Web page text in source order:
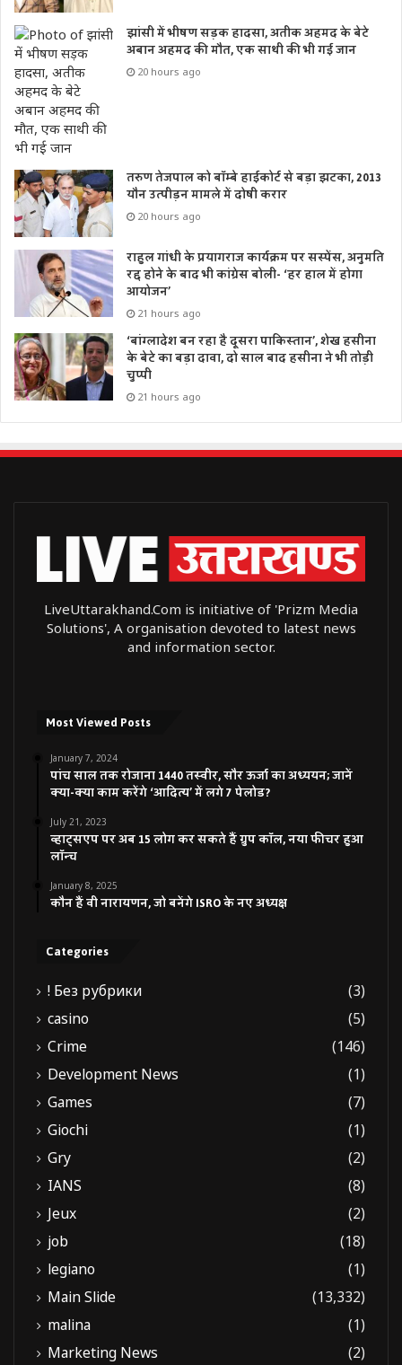
झांसी में भीषण सड़क हादसा, अतीक अहमद के बेटे
अबान अहमद की मौत, एक साथी की भी गई जान
20 hours ago
तरुण तेजपाल को बॉम्बे हाईकोर्ट से बड़ा झटका, 2013
यौन उत्पीड़न मामले में दोषी करार
20 hours ago
राहुल गांधी के प्रयागराज कार्यक्रम पर सस्पेंस, अनुमति
रद्द होने के बाद भी कांग्रेस बोली- ‘हर हाल में होगा
आयोजन’
21 hours ago
‘बांग्लादेश बन रहा है दूसरा पाकिस्तान’, शेख हसीना
के बेटे का बड़ा दावा, दो साल बाद हसीना ने भी तोड़ी
चुप्पी
21 hours ago
LiveUttarakhand.Com is initiative of 'Prizm Media
Solutions', A organisation devoted to latest news
and information sector.
Most Viewed Posts
January 7, 2024
पांच साल तक रोजाना 1440 तस्वीर, सौर ऊर्जा का अध्ययन; जानें
क्या-क्या काम करेंगे ‘आदित्य’ में लगे 7 पेलोड?
July 21, 2023
व्हाट्सएप पर अब 15 लोग कर सकते हैं ग्रुप कॉल, नया फीचर हुआ
लॉन्च
January 8, 2025
कौन हैं वी नारायणन, जो बनेंगे ISRO के नए अध्यक्ष
Categories
! Без рубрики
(3)
casino
(5)
Crime
(146)
Development News
(1)
Games
(7)
Giochi
(1)
Gry
(2)
IANS
(8)
Jeux
(2)
job
(18)
legiano
(1)
Main Slide
(13,332)
malina
(1)
Marketing News
(2)